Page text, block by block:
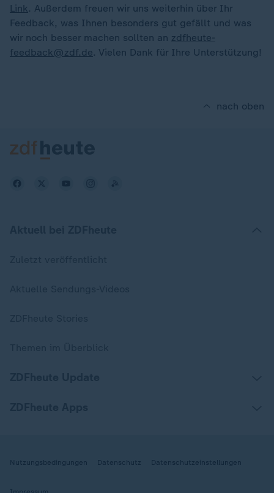
Link. Außerdem freuen wir uns weiterhin über Ihr
Feedback, was Ihnen besonders gut gefällt und was
wir noch besser machen sollten an zdfheute-
feedback@zdf.de. Vielen Dank für Ihre Unterstützung!
nach oben
Nutzungsbedingungen Datenschutz Datenschutzeinstellungen